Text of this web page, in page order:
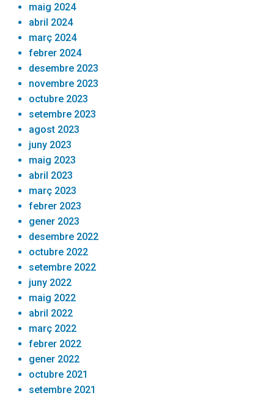
maig 2024
abril 2024
març 2024
febrer 2024
desembre 2023
novembre 2023
octubre 2023
setembre 2023
agost 2023
juny 2023
maig 2023
abril 2023
març 2023
febrer 2023
gener 2023
desembre 2022
octubre 2022
setembre 2022
juny 2022
maig 2022
abril 2022
març 2022
febrer 2022
gener 2022
octubre 2021
setembre 2021